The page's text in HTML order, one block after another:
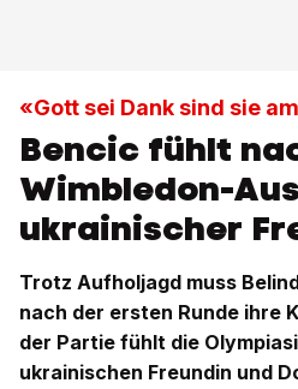
«Gott sei Dank sind sie
Bencic fühlt
Wimbledon-
ukrainischer
Trotz Aufholjagd muss
nach der ersten Runde ihre
der Partie fühlt die
ukrainischen Freundin und